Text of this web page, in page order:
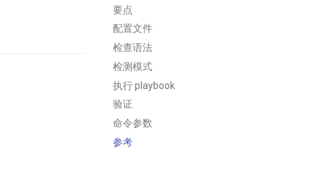
要点
配置文件
检查语法
检测模式
执行 playbook
验证
命令参数
参考